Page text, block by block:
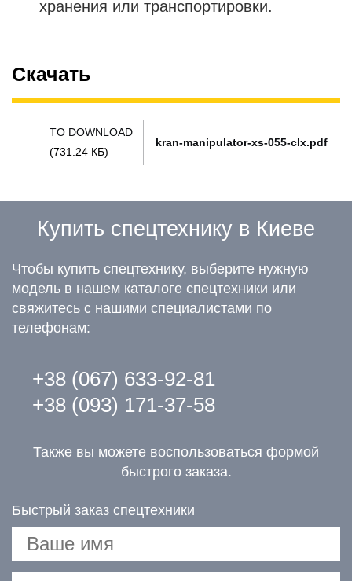
хранения или транспортировки.
Скачать
TO DOWNLOAD
(731.24 КБ)
kran-manipulator-xs-055-clx.pdf
Купить спецтехнику в Киеве
Чтобы купить спецтехнику, выберите нужную
модель в нашем каталоге спецтехники или
свяжитесь с нашими специалистами по
телефонам:
+38 (067) 633-92-81
+38 (093) 171-37-58
Также вы можете воспользоваться формой
быстрого заказа.
Быстрый заказ спецтехники